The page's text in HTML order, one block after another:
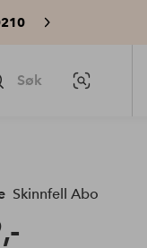
Søk Bildesøk
Skinnfell Abo